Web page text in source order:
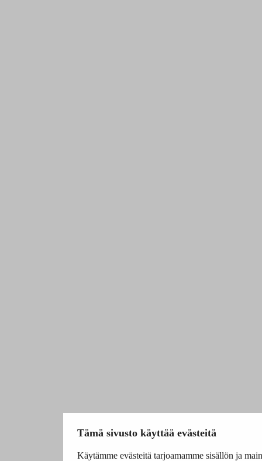
Tämä sivusto käyttää evästeitä
Käytämme evästeitä tarjoamamme sisällön ja